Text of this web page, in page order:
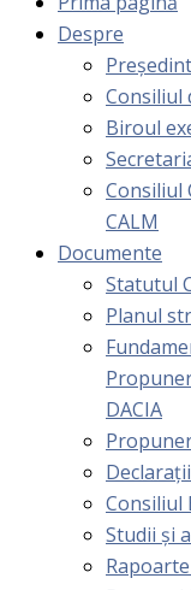
Despre
Consiliul
Biroul
Consiliul
CALM
Documente
Statutul
Planul
DACIA
Consiliul
Studii și